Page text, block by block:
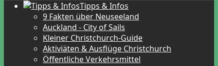
Tipps & Infos
9 Fakten über Neuseeland
Auckland - City of Sails
Kleiner Christchurch-Guide
Aktiviäten & Ausflüge Christchurch
Öffentliche Verkehrsmittel